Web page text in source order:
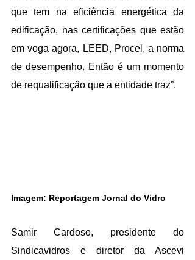
que tem na eficiência energética da
edificação, nas certificações que estão
em voga agora, LEED, Procel, a norma
de desempenho. Então é um momento
de requalificação que a entidade traz”.
Imagem: Reportagem Jornal do Vidro
Samir Cardoso, presidente do
Sindicavidros e diretor da Ascevi